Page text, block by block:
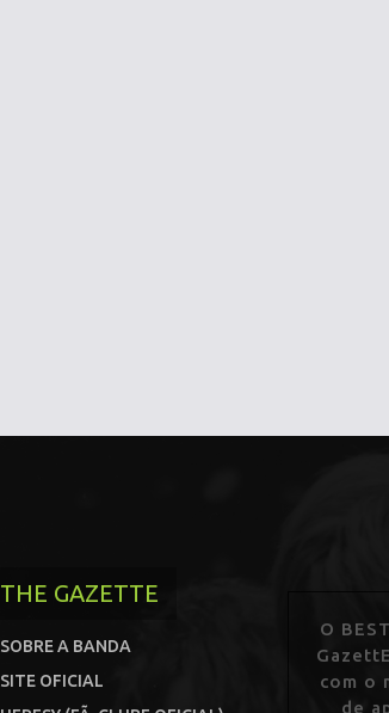
THE GAZETTE
SOBRE A BANDA
SITE OFICIAL
O
com o
de